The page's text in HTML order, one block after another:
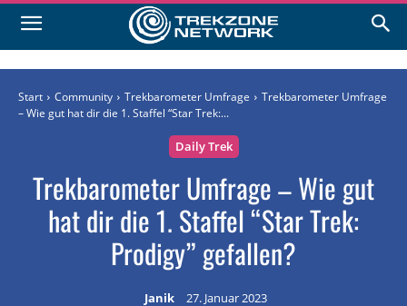
Start Community Trekbarometer Umfrage
Trekbarometer Umfrage
– Wie gut hat dir die 1. Staffel “Star Trek:...
Daily Trek
Trekbarometer Umfrage – Wie gut
hat dir die 1. Staffel “Star Trek:
Prodigy” gefallen?
Janik 27. Januar 2023